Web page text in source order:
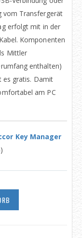
vom Transfergerät
erfolgt mit in der
Komponenten
Mittler
enthalten)
es gratis. Damit
am PC
Key Manager